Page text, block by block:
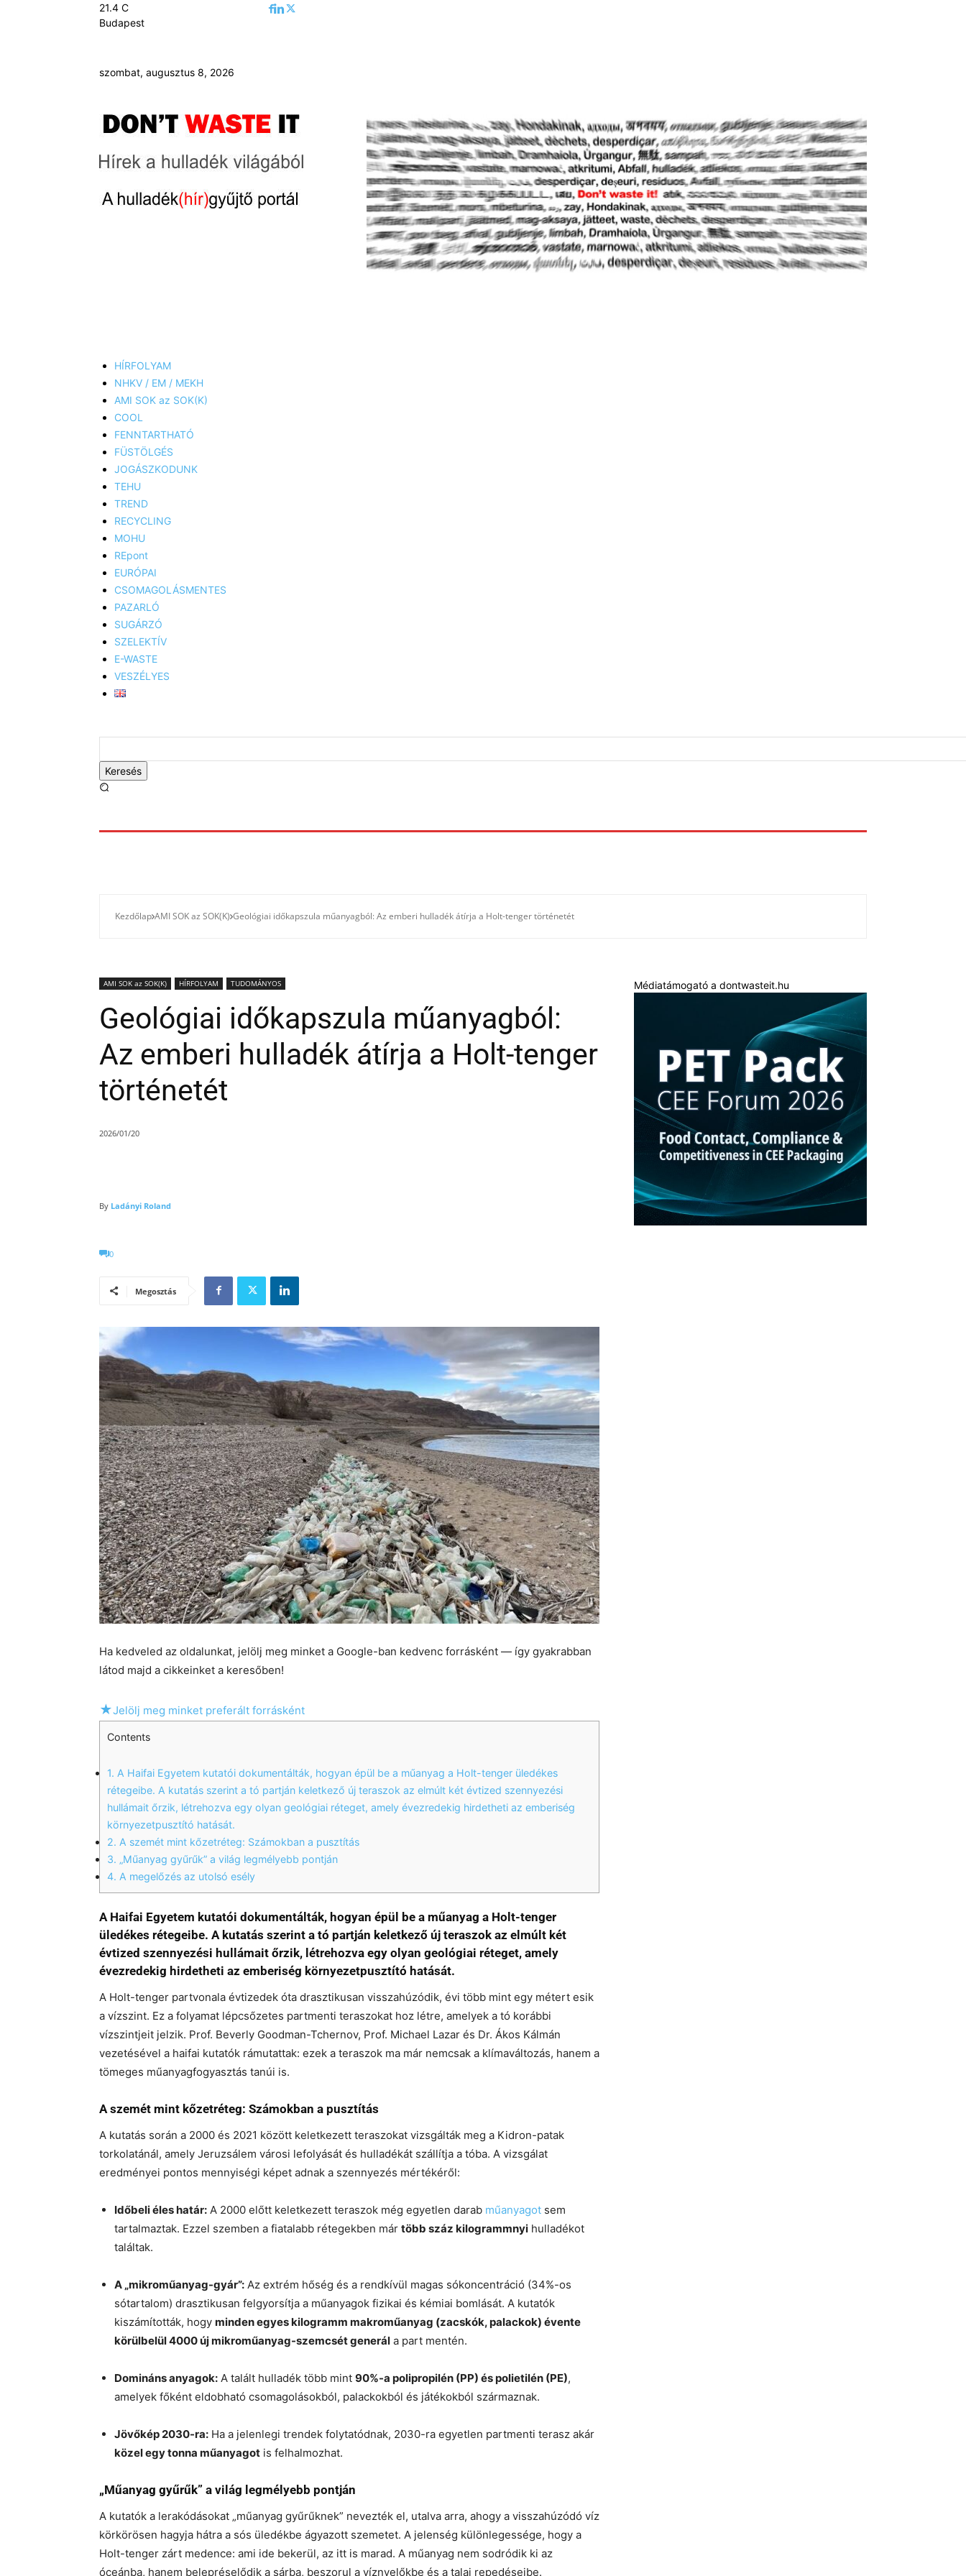
21.4 C
Budapest
szombat, augusztus 8, 2026
HÍRFOLYAM
NHKV / EM / MEKH
AMI SOK az SOK(K)
COOL
FENNTARTHATÓ
FÜSTÖLGÉS
JOGÁSZKODUNK
TEHU
TREND
RECYCLING
MOHU
REpont
EURÓPAI
CSOMAGOLÁSMENTES
PAZARLÓ
SUGÁRZÓ
SZELEKTÍV
E-WASTE
VESZÉLYES
Keresés
Kezdőlap AMI SOK az SOK(K) Geológiai időkapszula műanyagból: Az emberi hulladék átírja a Holt-tenger történetét
AMI SOK az SOK(K) HÍRFOLYAM TUDOMÁNYOS
Geológiai időkapszula műanyagból:
Az emberi hulladék átírja a Holt-tenger
történetét
2026/01/20
By Ladányi Roland
0
Megosztás
Ha kedveled az oldalunkat, jelölj meg minket a Google-ban kedvenc forrásként — így gyakrabban
látod majd a cikkeinket a keresőben!
★Jelölj meg minket preferált forrásként
Contents
1. A Haifai Egyetem kutatói dokumentálták, hogyan épül be a műanyag a Holt-tenger üledékes
rétegeibe. A kutatás szerint a tó partján keletkező új teraszok az elmúlt két évtized szennyezési
hullámait őrzik, létrehozva egy olyan geológiai réteget, amely évezredekig hirdetheti az emberiség
környezetpusztító hatását.
2. A szemét mint kőzetréteg: Számokban a pusztítás
3. „Műanyag gyűrűk” a világ legmélyebb pontján
4. A megelőzés az utolsó esély
A Haifai Egyetem kutatói dokumentálták, hogyan épül be a műanyag a Holt-tenger
üledékes rétegeibe. A kutatás szerint a tó partján keletkező új teraszok az elmúlt két
évtized szennyezési hullámait őrzik, létrehozva egy olyan geológiai réteget, amely
évezredekig hirdetheti az emberiség környezetpusztító hatását.
A Holt-tenger partvonala évtizedek óta drasztikusan visszahúzódik, évi több mint egy métert esik
a vízszint. Ez a folyamat lépcsőzetes partmenti teraszokat hoz létre, amelyek a tó korábbi
vízszintjeit jelzik. Prof. Beverly Goodman-Tchernov, Prof. Michael Lazar és Dr. Ákos Kálmán
vezetésével a haifai kutatók rámutattak: ezek a teraszok ma már nemcsak a klímaváltozás, hanem a
tömeges műanyagfogyasztás tanúi is.
A szemét mint kőzetréteg: Számokban a pusztítás
A kutatás során a 2000 és 2021 között keletkezett teraszokat vizsgálták meg a Kidron-patak
torkolatánál, amely Jeruzsálem városi lefolyását és hulladékát szállítja a tóba. A vizsgálat
eredményei pontos mennyiségi képet adnak a szennyezés mértékéről:
Időbeli éles határ: A 2000 előtt keletkezett teraszok még egyetlen darab műanyagot sem
tartalmaztak. Ezzel szemben a fiatalabb rétegekben már több száz kilogrammnyi hulladékot
találtak.
A „mikroműanyag-gyár”: Az extrém hőség és a rendkívül magas sókoncentráció (34%-os
sótartalom) drasztikusan felgyorsítja a műanyagok fizikai és kémiai bomlását. A kutatók
kiszámították, hogy minden egyes kilogramm makroműanyag (zacskók, palackok) évente
körülbelül 4000 új mikroműanyag-szemcsét generál a part mentén.
Domináns anyagok: A talált hulladék több mint 90%-a polipropilén (PP) és polietilén (PE),
amelyek főként eldobható csomagolásokból, palackokból és játékokból származnak.
Jövőkép 2030-ra: Ha a jelenlegi trendek folytatódnak, 2030-ra egyetlen partmenti terasz akár
közel egy tonna műanyagot is felhalmozhat.
„Műanyag gyűrűk” a világ legmélyebb pontján
A kutatók a lerakódásokat „műanyag gyűrűknek” nevezték el, utalva arra, ahogy a visszahúzódó víz
körkörösen hagyja hátra a sós üledékbe ágyazott szemetet. A jelenség különlegessége, hogy a
Holt-tenger zárt medence: ami ide bekerül, az itt is marad. A műanyag nem sodródik ki az
óceánba, hanem belepréselődik a sárba, beszorul a víznyelőkbe és a talaj repedéseibe.
Médiatámogató a dontwasteit.hu